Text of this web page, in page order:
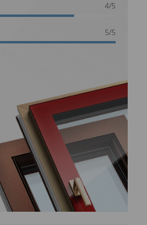
4/5
5/5